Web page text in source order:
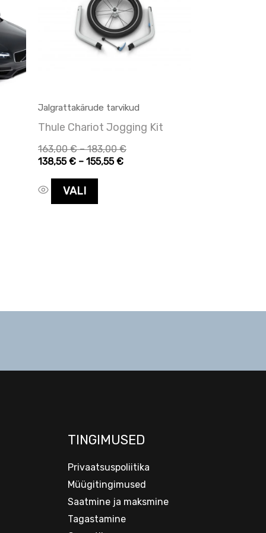
Jalgrattakärude tarvikud
Thule Chariot Jogging Kit
163,00€ – 183,00€
138,55€ – 155,55€
VALI
mitu
varianti.
Valikuid
tootelehel.
TINGIMUSED
Privaatsuspoliitika
Müügitingimused
Saatmine ja maksmine
Tagastamine